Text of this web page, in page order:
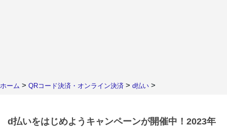
ホーム > QRコード決済・オンライン決済 > d払い >
d払いをはじめようキャンペーンが開催中！2023年